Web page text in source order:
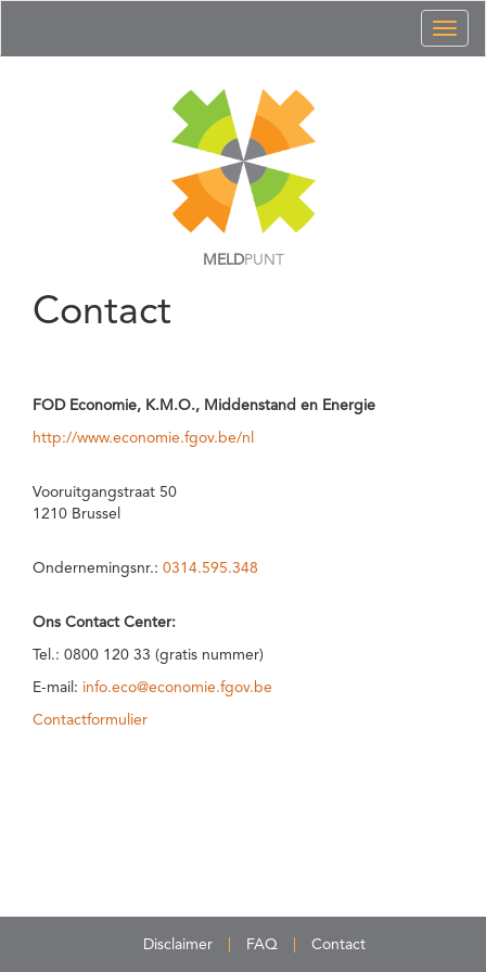
MELDPUNT
Contact
FOD Economie, K.M.O., Middenstand en Energie
http://www.economie.fgov.be/nl
Vooruitgangstraat 50
1210 Brussel
Ondernemingsnr.: 0314.595.348
Ons Contact Center:
Tel.: 0800 120 33 (gratis nummer)
E-mail: info.eco@economie.fgov.be
Contactformulier
Disclaimer FAQ Contact